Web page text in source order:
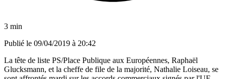
3 min
Publié le 09/04/2019 à 20:42
La tête de liste PS/Place Publique aux Européennes, Raphaël
Glucksmann, et la cheffe de file de la majorité, Nathalie Loiseau, se